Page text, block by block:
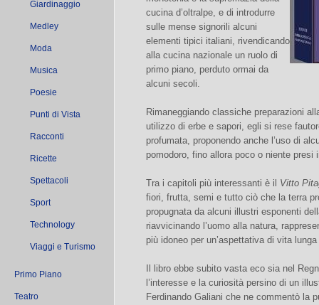
Giardinaggio
Medley
Moda
Musica
Poesie
Punti di Vista
Racconti
Ricette
Spettacoli
Sport
Technology
Viaggi e Turismo
Primo Piano
Teatro
cucina d’oltralpe, e di introdurre
sulle mense signorili alcuni
elementi tipici italiani, rivendicando
alla cucina nazionale un ruolo di
primo piano, perduto ormai da
alcuni secoli.
Rimaneggiando classiche preparazioni
utilizzo di erbe e sapori, egli si rese
profumata, proponendo anche l’uso di
pomodoro, fino allora poco o niente presi
Tra i capitoli più interessanti è il Vitto
fiori, frutta, semi e tutto ciò che la terra
propugnata da alcuni illustri esponenti
riavvicinando l’uomo alla natura,
più idoneo per un’aspettativa di vita
Il libro ebbe subito vasta eco sia nel
l’interesse e la curiosità persino di un
Ferdinando Galiani che ne commentò la